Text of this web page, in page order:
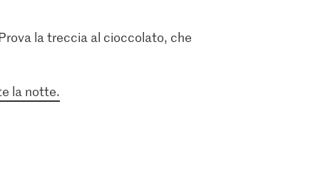
la treccia al cioccolato, che
la notte.